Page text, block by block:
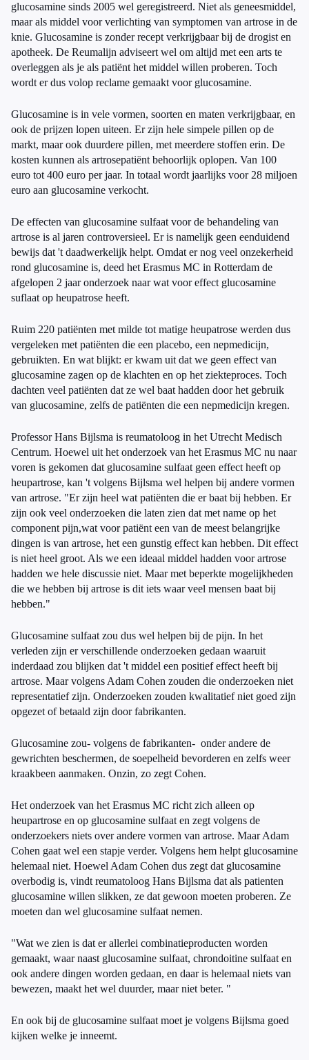
glucosamine sinds 2005 wel geregistreerd. Niet als geneesmiddel,
maar als middel voor verlichting van symptomen van artrose in de
knie. Glucosamine is zonder recept verkrijgbaar bij de drogist en
apotheek. De Reumalijn adviseert wel om altijd met een arts te
overleggen als je als patiënt het middel willen proberen. Toch
wordt er dus volop reclame gemaakt voor glucosamine.
Glucosamine is in vele vormen, soorten en maten verkrijgbaar, en
ook de prijzen lopen uiteen. Er zijn hele simpele pillen op de
markt, maar ook duurdere pillen, met meerdere stoffen erin. De
kosten kunnen als artrosepatiënt behoorlijk oplopen. Van 100
euro tot 400 euro per jaar. In totaal wordt jaarlijks voor 28 miljoen
euro aan glucosamine verkocht.
De effecten van glucosamine sulfaat voor de behandeling van
artrose is al jaren controversieel. Er is namelijk geen eenduidend
bewijs dat 't daadwerkelijk helpt. Omdat er nog veel onzekerheid
rond glucosamine is, deed het Erasmus MC in Rotterdam de
afgelopen 2 jaar onderzoek naar wat voor effect glucosamine
suflaat op heupatrose heeft.
Ruim 220 patiënten met milde tot matige heupatrose werden dus
vergeleken met patiënten die een placebo, een nepmedicijn,
gebruikten. En wat blijkt: er kwam uit dat we geen effect van
glucosamine zagen op de klachten en op het ziekteproces. Toch
dachten veel patiënten dat ze wel baat hadden door het gebruik
van glucosamine, zelfs de patiënten die een nepmedicijn kregen.
Professor Hans Bijlsma is reumatoloog in het Utrecht Medisch
Centrum. Hoewel uit het onderzoek van het Erasmus MC nu naar
voren is gekomen dat glucosamine sulfaat geen effect heeft op
heupartrose, kan 't volgens Bijlsma wel helpen bij andere vormen
van artrose. "Er zijn heel wat patiënten die er baat bij hebben. Er
zijn ook veel onderzoeken die laten zien dat met name op het
component pijn,wat voor patiënt een van de meest belangrijke
dingen is van artrose, het een gunstig effect kan hebben. Dit effect
is niet heel groot. Als we een ideaal middel hadden voor artrose
hadden we hele discussie niet. Maar met beperkte mogelijkheden
die we hebben bij artrose is dit iets waar veel mensen baat bij
hebben."
Glucosamine sulfaat zou dus wel helpen bij de pijn. In het
verleden zijn er verschillende onderzoeken gedaan waaruit
inderdaad zou blijken dat 't middel een positief effect heeft bij
artrose. Maar volgens Adam Cohen zouden die onderzoeken niet
representatief zijn. Onderzoeken zouden kwalitatief niet goed zijn
opgezet of betaald zijn door fabrikanten.
Glucosamine zou- volgens de fabrikanten- onder andere de
gewrichten beschermen, de soepelheid bevorderen en zelfs weer
kraakbeen aanmaken. Onzin, zo zegt Cohen.
Het onderzoek van het Erasmus MC richt zich alleen op
heupartrose en op glucosamine sulfaat en zegt volgens de
onderzoekers niets over andere vormen van artrose. Maar Adam
Cohen gaat wel een stapje verder. Volgens hem helpt glucosamine
helemaal niet. Hoewel Adam Cohen dus zegt dat glucosamine
overbodig is, vindt reumatoloog Hans Bijlsma dat als patienten
glucosamine willen slikken, ze dat gewoon moeten proberen. Ze
moeten dan wel glucosamine sulfaat nemen.
"Wat we zien is dat er allerlei combinatieproducten worden
gemaakt, waar naast glucosamine sulfaat, chrondoitine sulfaat en
ook andere dingen worden gedaan, en daar is helemaal niets van
bewezen, maakt het wel duurder, maar niet beter. "
En ook bij de glucosamine sulfaat moet je volgens Bijlsma goed
kijken welke je inneemt.